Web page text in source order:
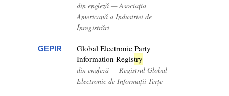
din engleză — Asociația
Americană a Industriei de
Înregistrări
GEPIR
Global Electronic Party
Information Registry
din engleză — Registrul Global
Electronic de Informații Terțe